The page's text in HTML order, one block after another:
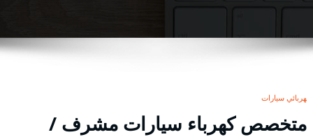
كهربائي سيارات
متخصص كهرباء سيارات مشرف /